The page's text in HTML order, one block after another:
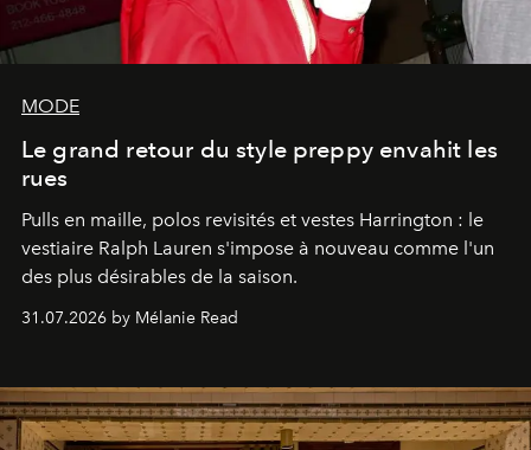
MODE
Le grand retour du style preppy envahit les
rues
Pulls en maille, polos revisités et vestes Harrington : le
vestiaire Ralph Lauren s'impose à nouveau comme l'un
des plus désirables de la saison.
31.07.2026 by Mélanie Read